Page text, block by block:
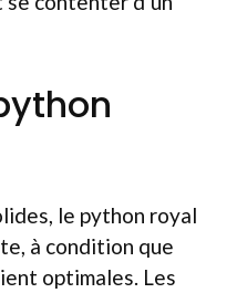
le python royal
à condition que
optimales. Les